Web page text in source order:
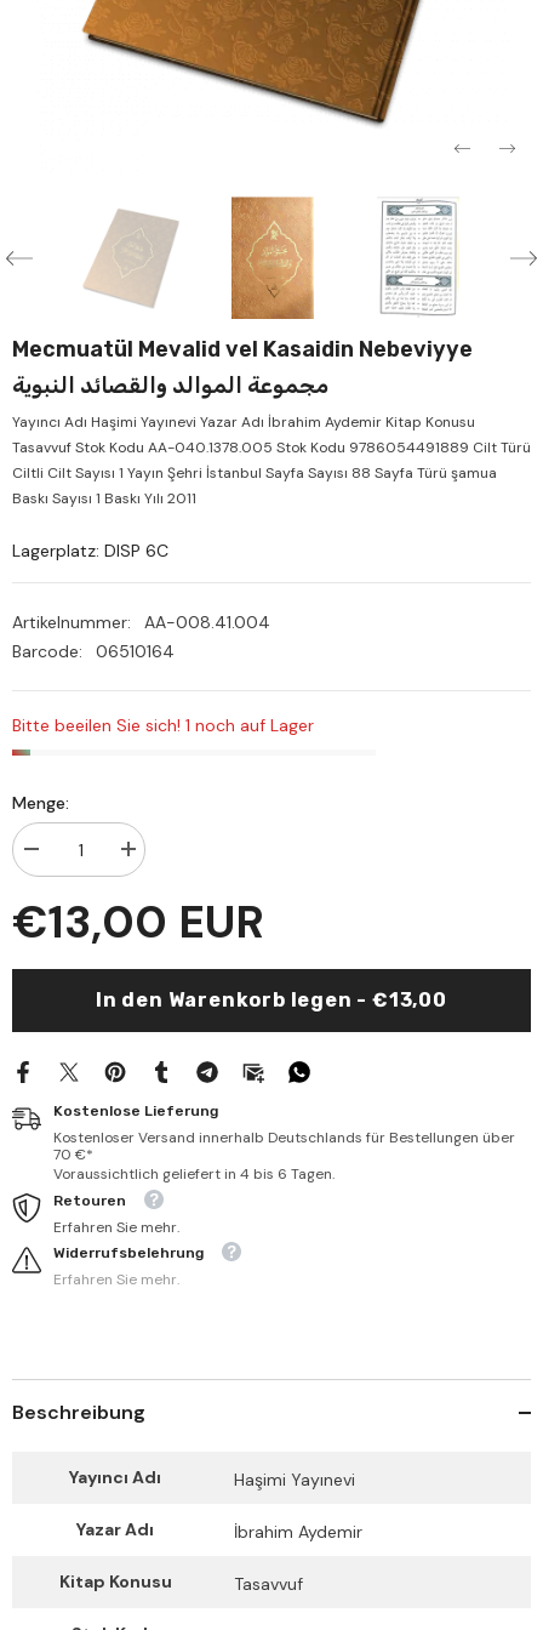
Mecmuatül Mevalid vel Kasaidin Nebeviyye
مجموعة الموالد والقصائد النبوية
Yayıncı Adı Haşimi Yayınevi Yazar Adı İbrahim Aydemir Kitap Konusu
Tasavvuf Stok Kodu AA-040.1378.005 Stok Kodu 9786054491889 Cilt Türü
Ciltli Cilt Sayısı 1 Yayın Şehri İstanbul Sayfa Sayısı 88 Sayfa Türü şamua
Baskı Sayısı 1 Baskı Yılı 2011
Lagerplatz: DISP 6C
Artikelnummer:
AA-008.41.004
Barcode:
06510164
Bitte beeilen Sie sich! 1 noch auf Lager
Menge:
verringern
Mecmuatül
Mevalid
Kasaidin
Menge
erhöhen
Mecmuatül
Mevalid
Kasaidin
مجموعة
النبوية
€13,00 EUR
In den Warenkorb legen - €13,00
Kostenlose Lieferung
Kostenloser Versand innerhalb Deutschlands für Bestellungen über
70 €*
Voraussichtlich geliefert in 4 bis 6 Tagen.
Retouren
Erfahren Sie mehr.
Widerrufsbelehrung
Erfahren Sie mehr.
Beschreibung
Yayıncı Adı Haşimi Yayınevi
Yazar Adı İbrahim Aydemir
Kitap Konusu Tasavvuf
Verkauf